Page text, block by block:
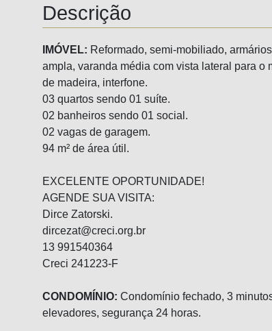
Descrição
IMÓVEL: Reformado, semi-mobiliado,
ampla, varanda média com vista lateral para
de madeira, interfone.
03 quartos sendo 01 suíte.
02 banheiros sendo 01 social.
02 vagas de garagem.
94 m² de área útil.
EXCELENTE OPORTUNIDADE!
AGENDE SUA VISITA:
Dirce Zatorski.
dircezat@creci.org.br
13 991540364
Creci 241223-F
CONDOMÍNIO: Condomínio fechado, 3
elevadores, segurança 24 horas.